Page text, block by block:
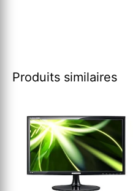
Produits similaires